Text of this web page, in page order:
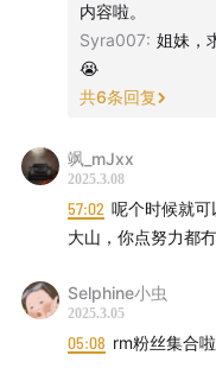
餐饮创业本就不是一
新手更是重重挑战。
兵行险着，然而这次
劲。既是为了那一口
内容啦。
Syra007: 姐妹，
😭
共6条回复
飒_mJxx
2025.3.08
57:02 呢个时候就
大山，你点努力都
Selphine小虫
2025.3.05
05:08 rm粉丝集合啦